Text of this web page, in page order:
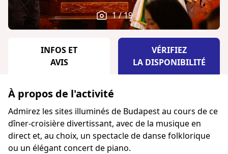
1 / 19
INFOS ET
AVIS
VÉRIFIEZ
LA DISPONIBILITÉ
À propos de l'activité
Admirez les sites illuminés de Budapest au cours de ce
dîner-croisière divertissant, avec de la musique en
direct et, au choix, un spectacle de danse folklorique
ou un élégant concert de piano.